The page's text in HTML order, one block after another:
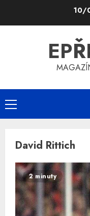
10/
Primary
Menu
David Rittich
2 minuty